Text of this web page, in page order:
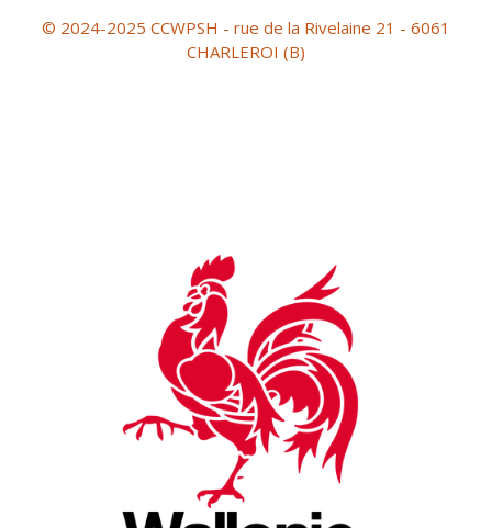
© 2024-2025 CCWPSH - rue de la Rivelaine 21 - 6061
CHARLEROI (B)